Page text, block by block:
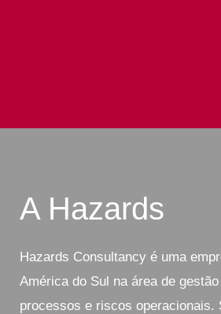
A Hazards
Hazards Consultancy é uma
América do Sul na área de
processos e riscos operacionais.